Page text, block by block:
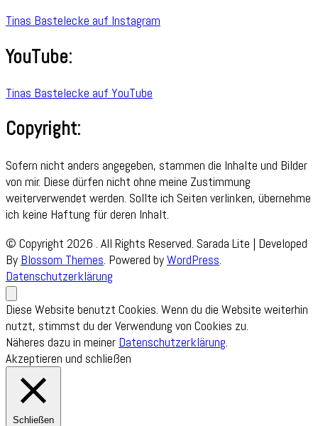
Tinas Bastelecke auf Instagram
YouTube:
Tinas Bastelecke auf YouTube
Copyright:
Sofern nicht anders angegeben, stammen die Inhalte und Bilder
von mir. Diese dürfen nicht ohne meine Zustimmung
weiterverwendet werden. Sollte ich Seiten verlinken, übernehme
ich keine Haftung für deren Inhalt.
© Copyright 2026 . All Rights Reserved. Sarada Lite | Developed
By Blossom Themes. Powered byWordPress.
Datenschutzerklärung
Diese Website benutzt Cookies. Wenn du die Website weiterhin
nutzt, stimmst du der Verwendung von Cookies zu.
Näheres dazu in meiner Datenschutzerklärung.
Akzeptieren und schließen
Schließen